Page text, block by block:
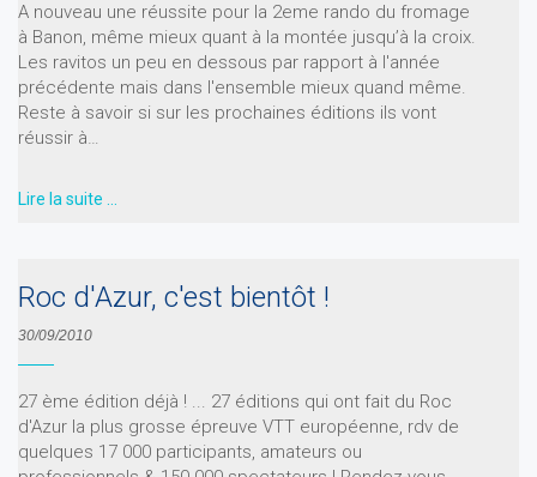
A nouveau une réussite pour la 2eme rando du fromage
à Banon, même mieux quant à la montée jusqu’à la croix.
Les ravitos un peu en dessous par rapport à l'année
précédente mais dans l'ensemble mieux quand même.
Reste à savoir si sur les prochaines éditions ils vont
réussir à…
Lire la suite …
Roc d'Azur, c'est bientôt !
30/09/2010
27 ème édition déjà ! ... 27 éditions qui ont fait du Roc
d'Azur la plus grosse épreuve VTT européenne, rdv de
quelques 17 000 participants, amateurs ou